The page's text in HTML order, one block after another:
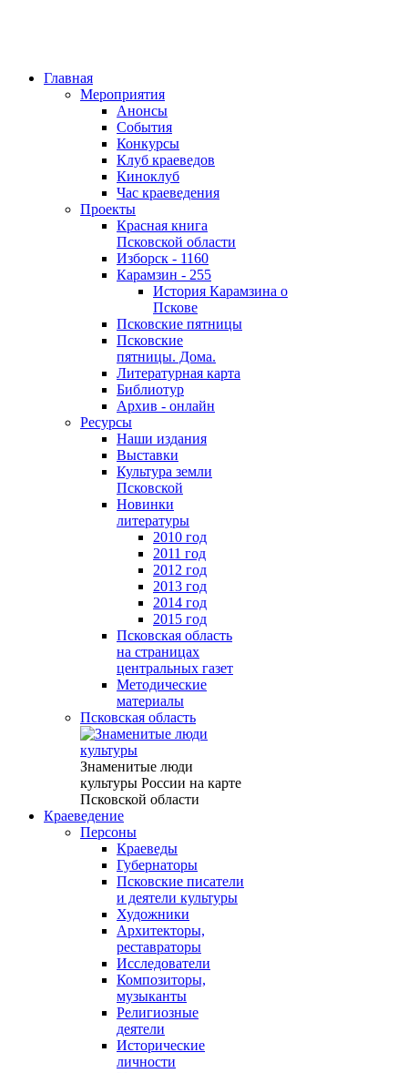
Главная
Мероприятия
Анонсы
События
Конкурсы
Клуб краеведов
Киноклуб
Час краеведения
Проекты
Красная книга
Псковской области
Изборск - 1160
Карамзин - 255
История Карамзина о
Пскове
Псковские пятницы
Псковские
пятницы. Дома.
Литературная карта
Библиотур
Архив - онлайн
Ресурсы
Наши издания
Выставки
Культура земли
Псковской
Новинки
литературы
2010 год
2011 год
2012 год
2013 год
2014 год
2015 год
Псковская область
на страницах
центральных газет
Методические
материалы
Псковская область
Знаменитые люди
культуры России на карте
Псковской области
Краеведение
Персоны
Краеведы
Губернаторы
Псковские писатели
и деятели культуры
Художники
Архитекторы,
реставраторы
Исследователи
Композиторы,
музыканты
Религиозные
деятели
Исторические
личности